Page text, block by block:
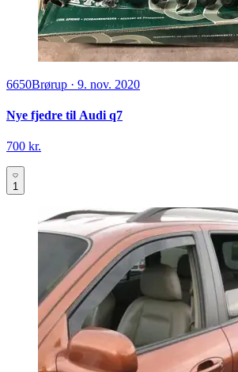
6650Brørup · 9. nov. 2020
Nye fjedre til Audi q7
700 kr.
1